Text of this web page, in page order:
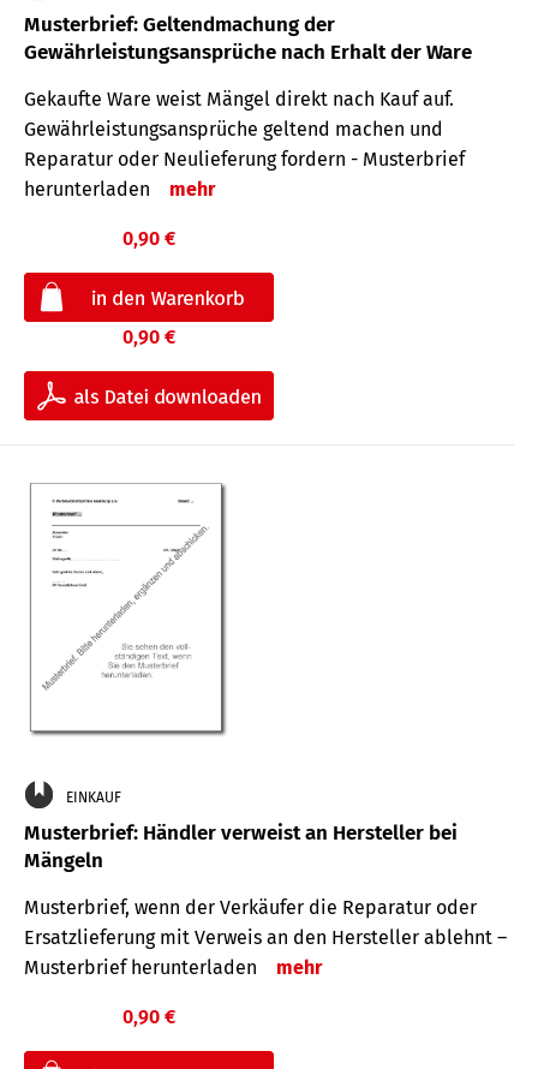
Musterbrief: Geltendmachung der
Gewährleistungsansprüche nach Erhalt der Ware
Gekaufte Ware weist Mängel direkt nach Kauf auf.
Gewährleistungsansprüche geltend machen und
Reparatur oder Neulieferung fordern - Musterbrief
herunterladen
mehr
0,90 €
0,90 €
EINKAUF
Musterbrief: Händler verweist an Hersteller bei
Mängeln
Musterbrief, wenn der Verkäufer die Reparatur oder
Ersatzlieferung mit Verweis an den Hersteller ablehnt –
Musterbrief herunterladen
mehr
0,90 €